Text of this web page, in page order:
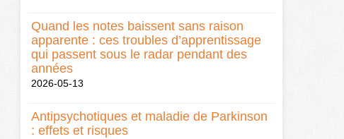
Quand les notes baissent sans raison
apparente : ces troubles d’apprentissage
qui passent sous le radar pendant des
années
2026-05-13
Antipsychotiques et maladie de Parkinson
: effets et risques